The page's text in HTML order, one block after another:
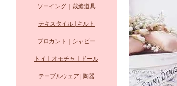
ソーイング｜裁縫道具
テキスタイル | キルト
ブロカント｜シャビー
トイ｜オモチャ｜ドール
テーブルウェア | 陶器